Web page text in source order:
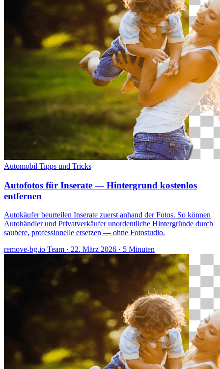
Automobil Tipps und Tricks
Autofotos für Inserate — Hintergrund kostenlos
entfernen
Autokäufer beurteilen Inserate zuerst anhand der Fotos. So können
Autohändler und Privatverkäufer unordentliche Hintergründe durch
saubere, professionelle ersetzen — ohne Fotostudio.
remove-bg.io Team · 22. März 2026 · 5 Minuten